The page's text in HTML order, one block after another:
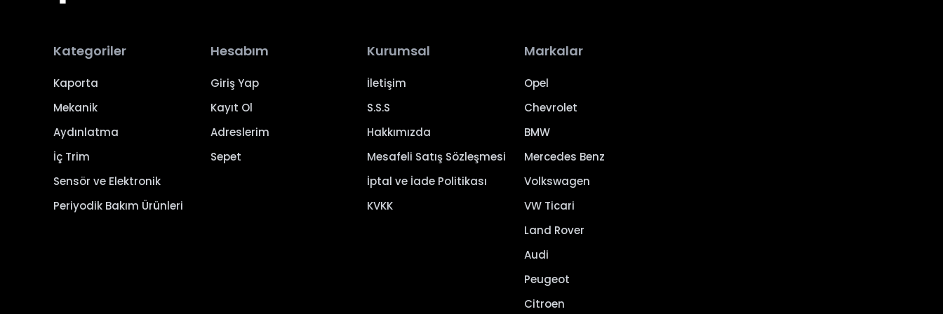
Kategoriler
Kaporta
Mekanik
Aydınlatma
İç Trim
Sensör ve Elektronik
Periyodik Bakım Ürünleri
Hesabım
Giriş Yap
Kayıt Ol
Adreslerim
Sepet
Kurumsal
İletişim
S.S.S
Hakkımızda
Mesafeli Satış Sözleşmesi
İptal ve İade Politikası
KVKK
Markalar
Opel
Chevrolet
BMW
Mercedes Benz
Volkswagen
VW Ticari
Land Rover
Audi
Peugeot
Citroen